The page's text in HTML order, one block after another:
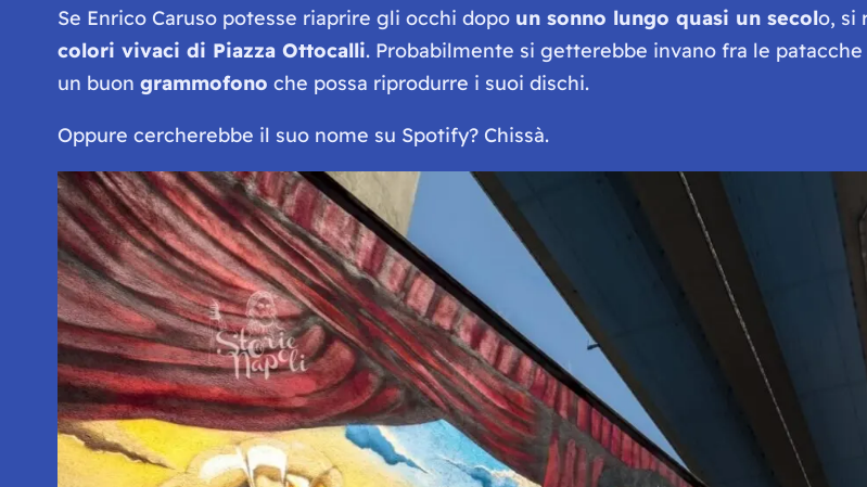
Se Enrico Caruso potesse riaprire gli occhi dopo un sonno lungo quasi un secolo, si
colori vivaci di Piazza Ottocalli. Probabilmente si getterebbe invano fra le
un buon grammofono che possa riprodurre i suoi dischi.
Oppure cercherebbe il suo nome su Spotify? Chissà.